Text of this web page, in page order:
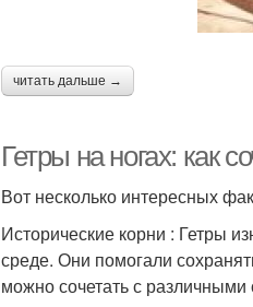
читать дальше →
Гетры на ногах: как
Вот несколько интересных
Исторические корни : Гетры
среде. Они помогали
можно сочетать с